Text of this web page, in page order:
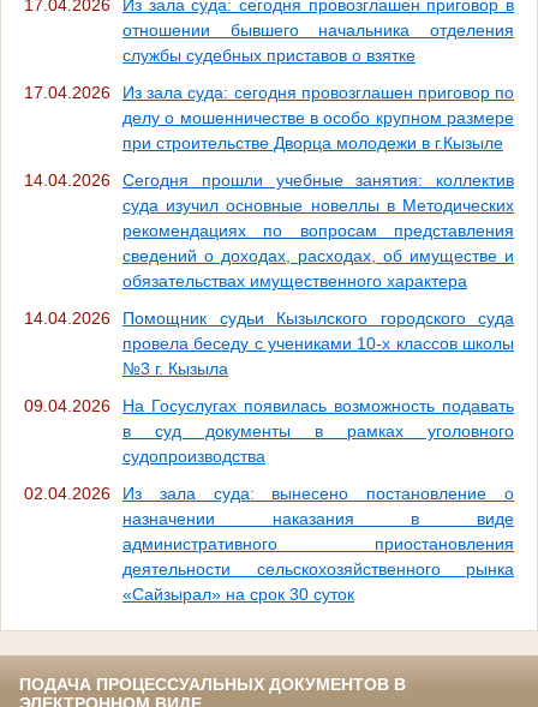
17.04.2026
Из зала суда: сегодня провозглашен приговор в
отношении бывшего начальника отделения
службы судебных приставов о взятке
17.04.2026
Из зала суда: сегодня провозглашен приговор по
делу о мошенничестве в особо крупном размере
при строительстве Дворца молодежи в г.Кызыле
14.04.2026
Сегодня прошли учебные занятия: коллектив
суда изучил основные новеллы в Методических
рекомендациях по вопросам представления
сведений о доходах, расходах, об имуществе и
обязательствах имущественного характера
14.04.2026
Помощник судьи Кызылского городского суда
провела беседу с учениками 10-х классов школы
№3 г. Кызыла
09.04.2026
На Госуслугах появилась возможность подавать
в суд документы в рамках уголовного
судопроизводства
02.04.2026
Из зала суда: вынесено постановление о
назначении наказания в виде
административного приостановления
деятельности сельскохозяйственного рынка
«Сайзырал» на срок 30 суток
ПОДАЧА ПРОЦЕССУАЛЬНЫХ ДОКУМЕНТОВ В